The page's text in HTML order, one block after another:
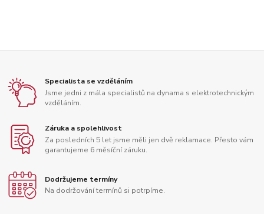
Specialista se vzděláním
Jsme jedni z mála specialistů na dynama s elektrotechnickým
vzděláním.
Záruka a spolehlivost
Za posledních 5 let jsme měli jen dvě reklamace. Přesto vám
garantujeme 6 měsíční záruku.
Dodržujeme termíny
Na dodržování termínů si potrpíme.